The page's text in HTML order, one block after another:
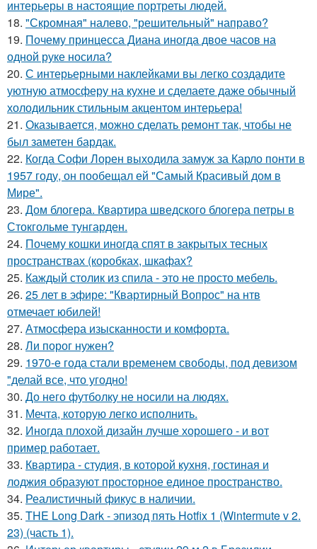
интерьеры в настоящие портреты людей.
18. "Скромная" налево, "решительный" направо?
19. Почему принцесса Диана иногда двое часов на
одной руке носила?
20. С интерьерными наклейками вы легко создадите
уютную атмосферу на кухне и сделаете даже обычный
холодильник стильным акцентом интерьера!
21. Оказывается, можно сделать ремонт так, чтобы не
был заметен бардак.
22. Когда Софи Лорен выходила замуж за Карло понти в
1957 году, он пообещал ей "Самый Красивый дом в
Мире".
23. Дом блогера. Квартира шведского блогера петры в
Стокгольме тунгарден.
24. Почему кошки иногда спят в закрытых тесных
пространствах (коробках, шкафах?
25. Каждый столик из спила - это не просто мебель.
26. 25 лет в эфире: "Квартирный Вопрос" на нтв
отмечает юбилей!
27. Атмосфера изысканности и комфорта.
28. Ли порог нужен?
29. 1970-е года стали временем свободы, под девизом
"делай все, что угодно!
30. До него футболку не носили на людях.
31. Мечта, которую легко исполнить.
32. Иногда плохой дизайн лучше хорошего - и вот
пример работает.
33. Квартира - студия, в которой кухня, гостиная и
лоджия образуют просторное единое пространство.
34. Реалистичный фикус в наличии.
35. THE Long Dark - эпизод пять Hotfix 1 (Wintermute v 2.
23) (часть 1).